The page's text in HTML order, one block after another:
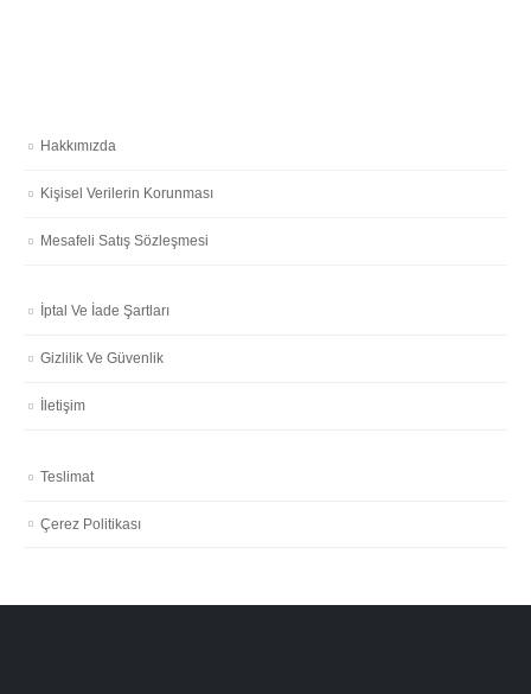
Hakkımızda
Kişisel Verilerin Korunması
Mesafeli Satış Sözleşmesi
İptal Ve İade Şartları
Gizlilik Ve Güvenlik
İletişim
Teslimat
Çerez Politikası